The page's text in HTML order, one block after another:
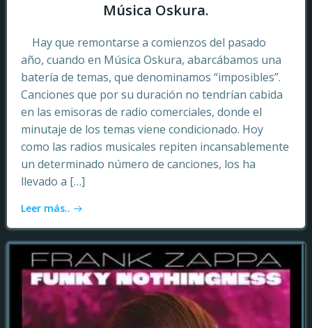
Música Oskura.
Hay que remontarse a comienzos del pasado
año, cuando en Música Oskura, abarcábamos una
batería de temas, que denominamos “imposibles”.
Canciones que por su duración no tendrían cabida
en las emisoras de radio comerciales, donde el
minutaje de los temas viene condicionado. Hoy
como las radios musicales repiten incansablemente
un determinado número de canciones, los ha
llevado a […]
Leer más..